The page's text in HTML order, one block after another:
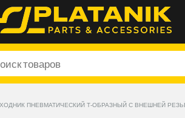
ПНЕВМАТИЧЕСКИЙ Т-ОБРАЗНЫЙ С ВНЕШНЕЙ